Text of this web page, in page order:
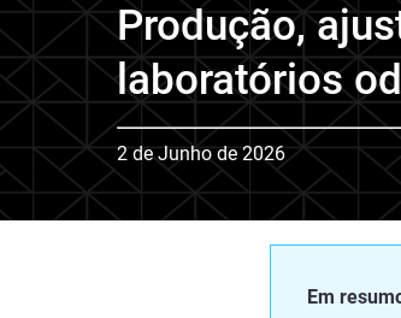
Produção,
laboratórios
2 de Junho de 2026
Em